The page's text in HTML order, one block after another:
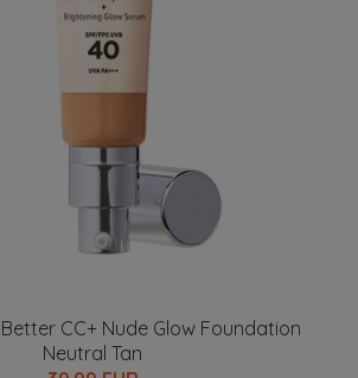
CC+ Nude Glow Foundation
Neutral Tan